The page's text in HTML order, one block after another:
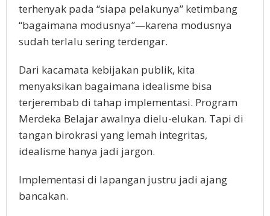
terhenyak pada “siapa pelakunya” ketimbang
“bagaimana modusnya”—karena modusnya
sudah terlalu sering terdengar.
Dari kacamata kebijakan publik, kita
menyaksikan bagaimana idealisme bisa
terjerembab di tahap implementasi. Program
Merdeka Belajar awalnya dielu-elukan. Tapi di
tangan birokrasi yang lemah integritas,
idealisme hanya jadi jargon.
Implementasi di lapangan justru jadi ajang
bancakan.